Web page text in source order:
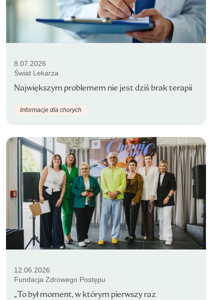
8.07.2026
Świat Lekarza
Największym problemem nie jest dziś brak terapii
Informacje dla chorych
12.06.2026
Fundacja Zdrowego Postępu
„To był moment, w którym pierwszy raz